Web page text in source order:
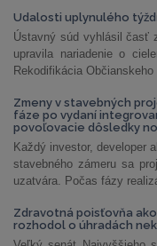
Udalosti uplynulého
Ústavný súd vyhlásil časť
upravila nariadenie o
Rekodifikácia
Zmeny v stavebných
fáze po vydaní
povoľovacie dôsledky
Každý investor, developer
stavebného zámeru sa
uzatvára. Počas fázy
Zdravotná poisťovňa ako
rozhodol o úhradách